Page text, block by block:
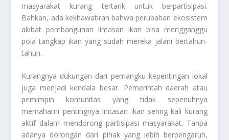
masyarakat kurang tertarik untuk berpartisipasi.
Bahkan, ada kekhawatiran bahwa perubahan ekosistem
akibat pembangunan lintasan ikan bisa mengganggu
pola tangkap ikan yang sudah mereka jalani bertahun-
tahun.
Kurangnya dukungan dari pemangku kepentingan lokal
juga menjadi kendala besar. Pemerintah daerah atau
pemimpin komunitas yang tidak sepenuhnya
memahami pentingnya lintasan ikan sering kali kurang
aktif dalam mendorong partisipasi masyarakat. Tanpa
adanya dorongan dari pihak yang lebih berpengaruh,